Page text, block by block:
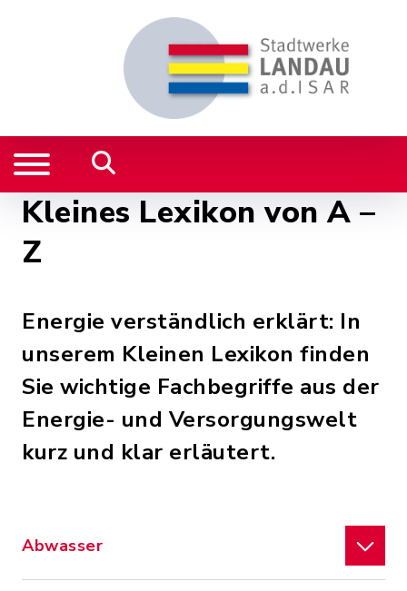
Kleines Lexikon von A –
Z
Energie verständlich erklärt: In
unserem Kleinen Lexikon finden
Sie wichtige Fachbegriffe aus der
Energie- und Versorgungswelt
kurz und klar erläutert.
Abwasser